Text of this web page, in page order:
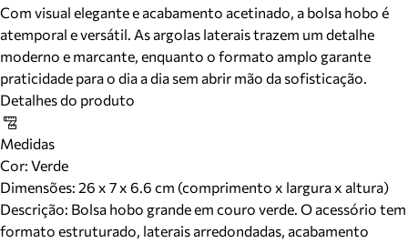
Com visual elegante e acabamento acetinado, a bolsa hobo é
atemporal e versátil. As argolas laterais trazem um detalhe
moderno e marcante, enquanto o formato amplo garante
praticidade para o dia a dia sem abrir mão da sofisticação.
Detalhes do produto
Medidas
Cor: Verde
Dimensões: 26 x 7 x 6.6 cm (comprimento x largura x altura)
Descrição: Bolsa hobo grande em couro verde. O acessório tem
formato estruturado, laterais arredondadas, acabamento